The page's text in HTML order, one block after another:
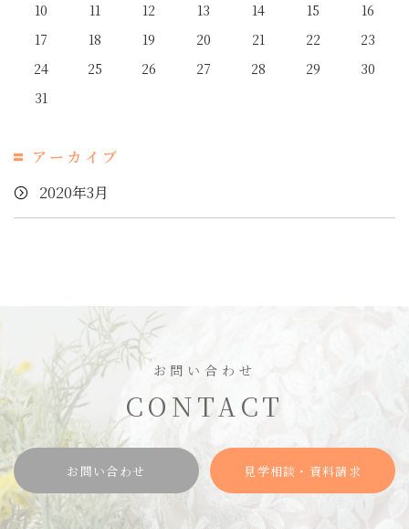
10
11 12 13 14 15
16
17
18 19 20 21 22
23
24
25 26 27 28 29
30
31
アーカイブ
2020年3月
お問い合わせ
CONTACT
お問い合わせ 見学相談・資料請求